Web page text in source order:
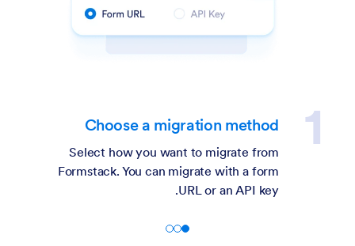
Choose a migration method
Select how you want to migrate from
Formstack. You can migrate with a form
URL or an API key.